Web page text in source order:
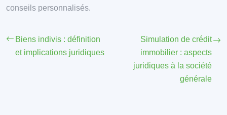
conseils personnalisés.
Biens indivis : définition
et implications juridiques
Simulation de crédit
immobilier : aspects
juridiques à la société
générale